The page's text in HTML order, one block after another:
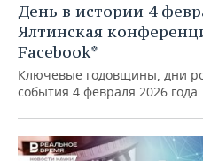
День в истории 4
Ялтинская
Facebook*
Ключевые годовщины, дни
события 4 февраля 2026 года